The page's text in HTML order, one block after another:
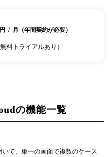
円 / 月（年間契約が必要）
料トライアルあり）
の機能一覧
て、単一の画面で複数のケース